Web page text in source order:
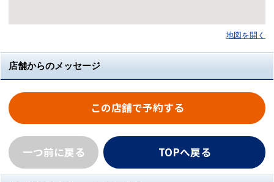
地図を開く
店舗からのメッセージ
この店舗で予約する
一つ前に戻る TOPへ戻る